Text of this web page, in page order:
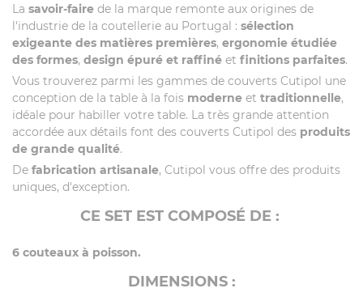
La savoir-faire de la marque remonte aux origines de
l'industrie de la coutellerie au Portugal : sélection
exigeante des matières premières, ergonomie étudiée
des formes, design épuré et raffiné et finitions parfaites.
Vous trouverez parmi les gammes de couverts Cutipol une
conception de la table à la fois moderne et traditionnelle,
idéale pour habiller votre table. La très grande attention
accordée aux détails font des couverts Cutipol des produits
de grande qualité.
De fabrication artisanale, Cutipol vous offre des produits
uniques, d'exception.
CE SET EST COMPOSÉ DE :
6 couteaux à poisson.
DIMENSIONS :